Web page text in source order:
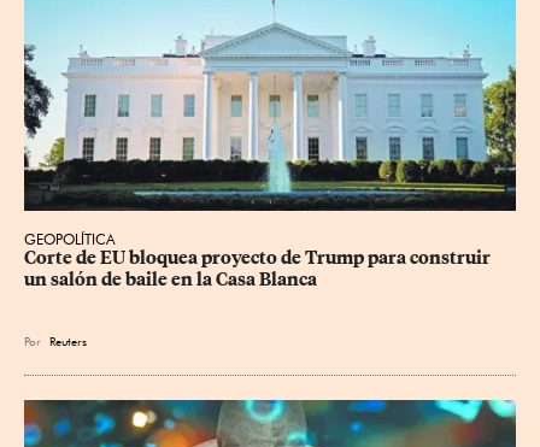
GEOPOLÍTICA
Corte de EU bloquea proyecto de Trump para construir
un salón de baile en la Casa Blanca
Por Reuters